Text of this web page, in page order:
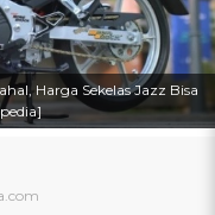
Harga Sekelas Jazz Bisa